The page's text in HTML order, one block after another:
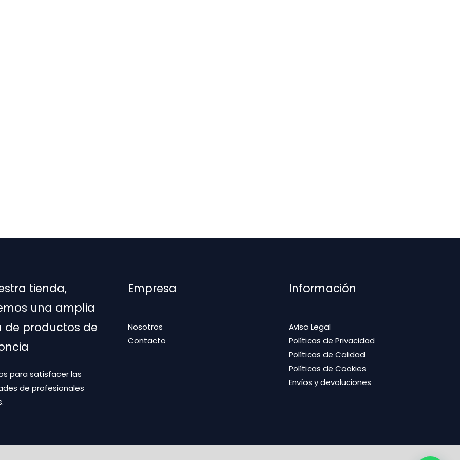
tienda,
una amplia
de productos de
para satisfacer las
de profesionales
Empresa
Nosotros
Contacto
Información
Aviso Legal
Políticas de Privacidad
Políticas de Calidad
Políticas de Cookies
Envíos y devoluciones